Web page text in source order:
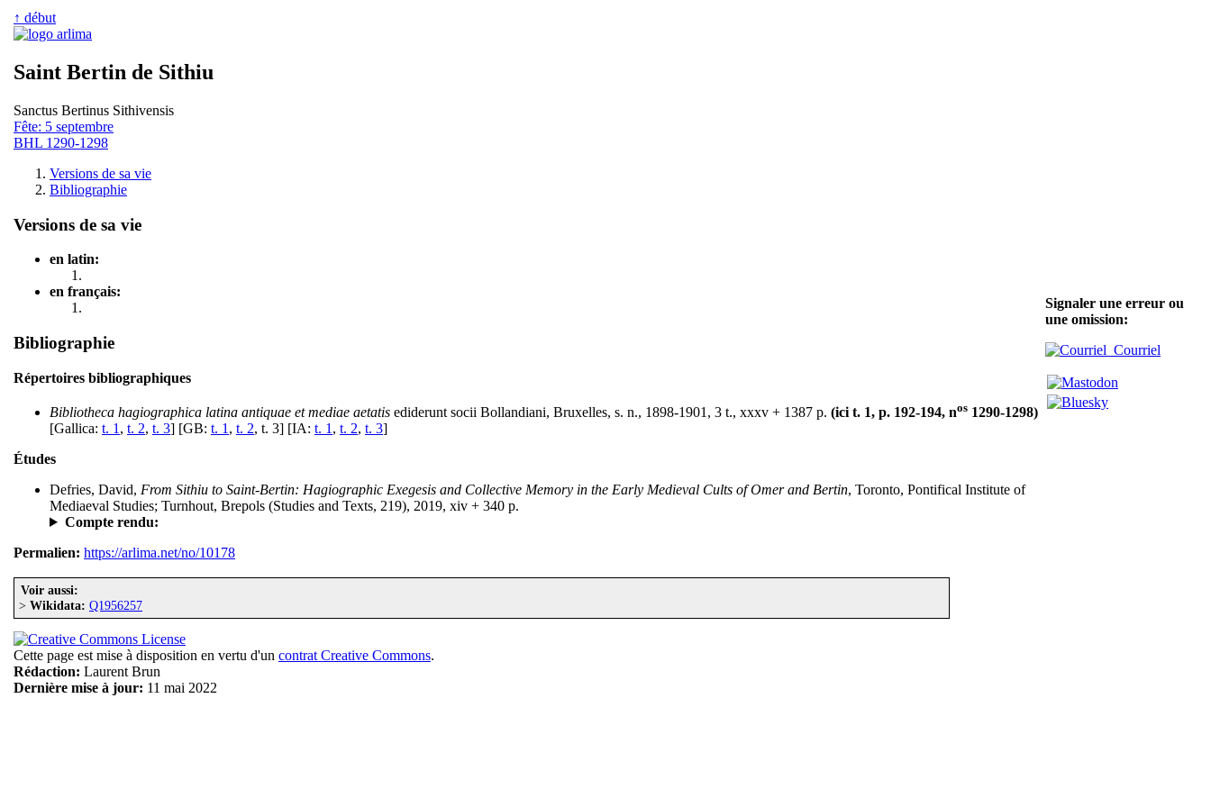
↑ début
Saint Bertin de Sithiu
Sanctus Bertinus Sithivensis
Fête: 5 septembre
BHL 1290-1298
Versions de sa vie
Bibliographie
Versions de sa vie
en latin:
en français:
Bibliographie
Répertoires bibliographiques
Bibliotheca hagiographica latina antiquae et mediae aetatis ediderunt socii Bollandiani, Bruxelles, s. n., 1898-1901, 3 t., xxxv + 1387 p. (ici t. 1, p. 192-194, nos 1290-1298)
[Gallica: t. 1 , t. 2, t. 3] [GB: t. 1 , t. 2, t. 3] [IA: t. 1 , t. 2, t. 3]
Études
Defries, David, From Sithiu to Saint-Bertin: Hagiographic Exegesis and Collective Memory in the Early Medieval Cults of Omer and Bertin, Toronto, Pontifical Institute of
Mediaeval Studies; Turnhout, Brepols (Studies and Texts, 219), 2019, xiv + 340 p.
Compte rendu:
Permalien: https://arlima.net/no/10178
Voir aussi:
> Wikidata: Q1956257
Cette page est mise à disposition en vertu d'un contrat Creative Commons.
Rédaction: Laurent Brun
Dernière mise à jour: 11 mai 2022
Signaler une erreur ou
une omission:
Courriel